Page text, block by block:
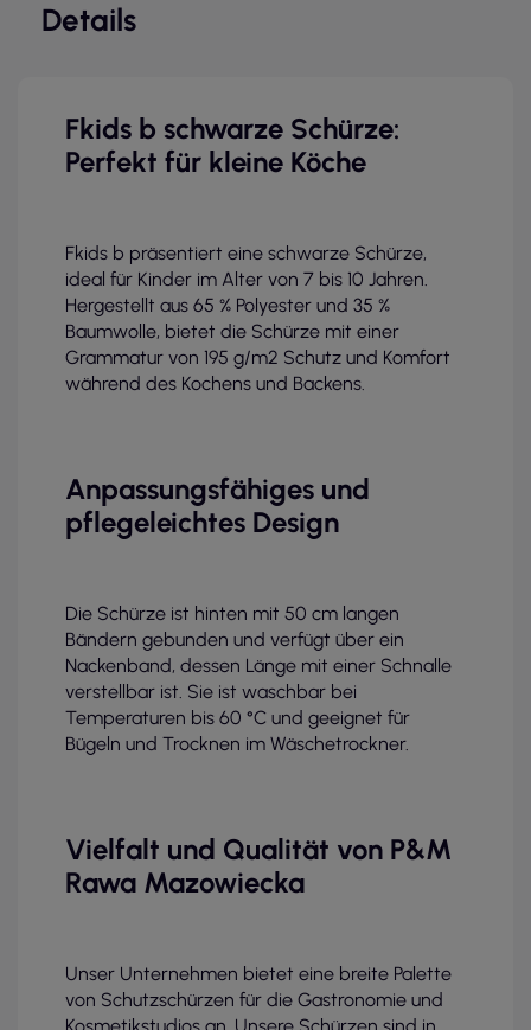
Details
Fkids b schwarze Schürze:
Perfekt für kleine Köche
Fkids b präsentiert eine schwarze Schürze,
ideal für Kinder im Alter von 7 bis 10 Jahren.
Hergestellt aus 65 % Polyester und 35 %
Baumwolle, bietet die Schürze mit einer
Grammatur von 195 g/m2 Schutz und Komfort
während des Kochens und Backens.
Anpassungsfähiges und
pflegeleichtes Design
Die Schürze ist hinten mit 50 cm langen
Bändern gebunden und verfügt über ein
Nackenband, dessen Länge mit einer Schnalle
verstellbar ist. Sie ist waschbar bei
Temperaturen bis 60 °C und geeignet für
Bügeln und Trocknen im Wäschetrockner.
Vielfalt und Qualität von P&M
Rawa Mazowiecka
Unser Unternehmen bietet eine breite Palette
von Schutzschürzen für die Gastronomie und